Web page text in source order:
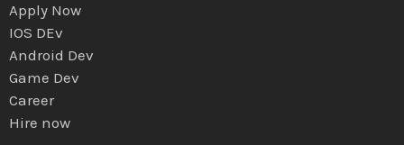
Apply Now
IOS DEv
Android Dev
Game Dev
Career
Hire now